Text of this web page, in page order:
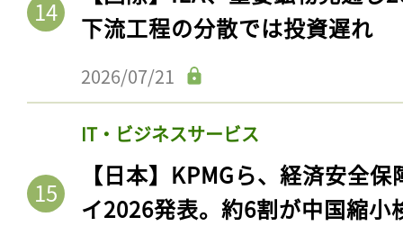
下流工程の分散では投資遅れ
2026/07/21
IT・ビジネスサービス
【日本】KPMGら、経済安全
イ2026発表。約6割が中国縮小
ログインが必